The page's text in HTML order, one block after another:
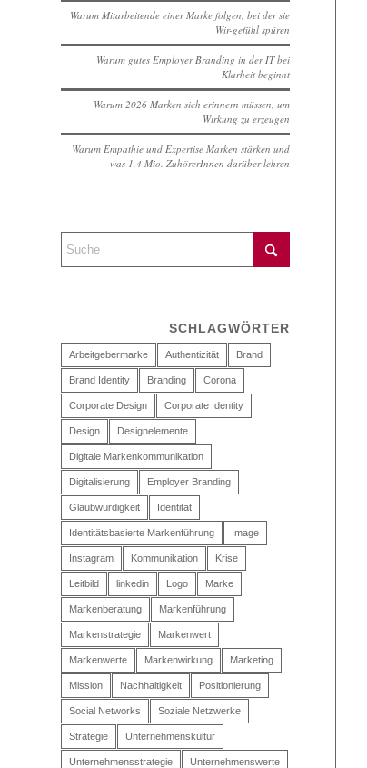
Warum Mitarbeitende einer Marke folgen, bei der sie
Wir-gefühl spüren
Warum gutes Employer Branding in der IT bei
Klarheit beginnt
Warum 2026 Marken sich erinnern müssen, um
Wirkung zu erzeugen
Warum Empathie und Expertise Marken stärken und
was 1,4 Mio. ZuhörerInnen darüber lehren
SCHLAGWÖRTER
Arbeitgebermarke Authentizität Brand
Brand Identity Branding Corona
Corporate Design Corporate Identity
Design Designelemente
Digitale Markenkommunikation
Digitalisierung Employer Branding
Glaubwürdigkeit Identität
Identitätsbasierte Markenführung Image
Instagram Kommunikation Krise
Leitbild linkedin Logo Marke
Markenberatung Markenführung
Markenstrategie Markenwert
Markenwerte Markenwirkung Marketing
Mission Nachhaltigkeit Positionierung
Social Networks Soziale Netzwerke
Strategie Unternehmenskultur
Unternehmensstrategie Unternehmenswerte